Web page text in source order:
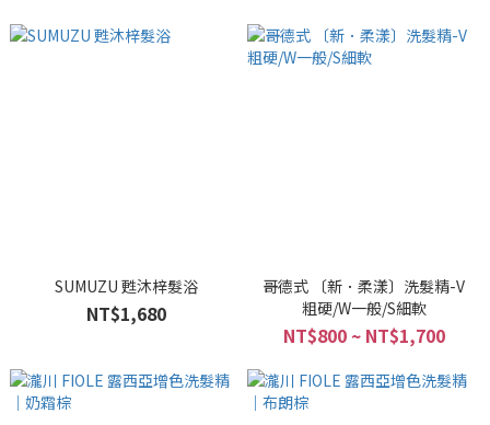
SUMUZU 甦沐梓髮浴
NT$1,680
哥德式 〔新．柔漾〕洗髮精-V
粗硬/W一般/S細軟
NT$800 ~ NT$1,700